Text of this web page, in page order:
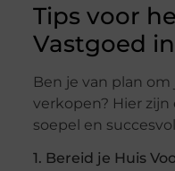
Tips voor
Vastgoed
Ben je van plan
verkopen? Hier
soepel en
1. Bereid je Huis